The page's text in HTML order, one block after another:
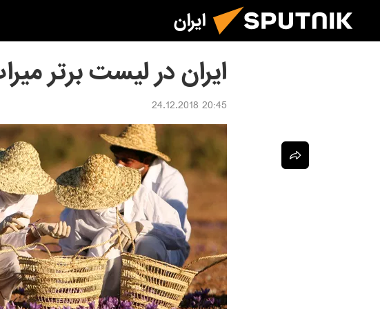
ایران
ایران در لیست برتر
20:45 24.12.2018